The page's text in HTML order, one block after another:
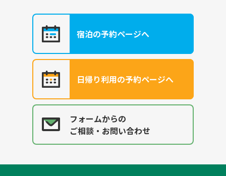
宿泊の予約ページへ
日帰り利用の予約ページへ
フォームからの
ご相談・お問い合わせ